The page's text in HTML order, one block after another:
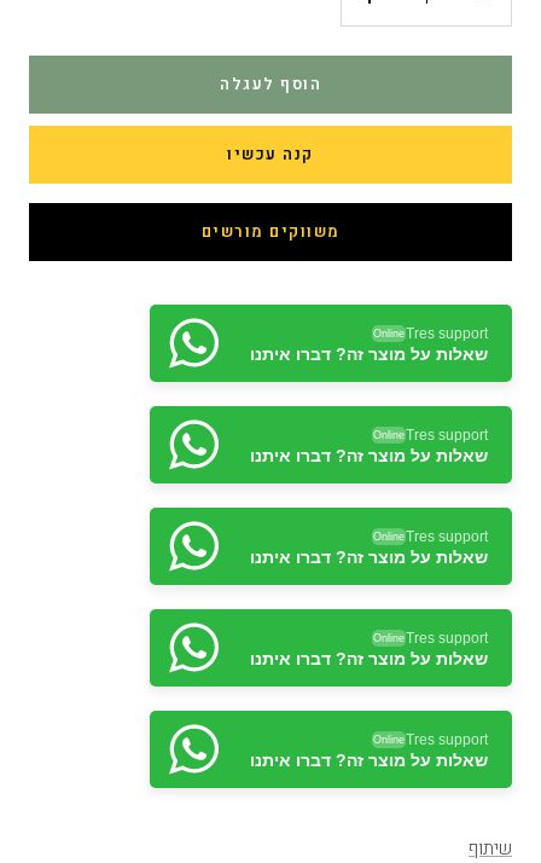
יותר
הוסף לעגלה
קנה עכשיו
משווקים מורשים
Tres support
Online
שאלות על מוצר זה? דברו איתנו
Tres support
Online
שאלות על מוצר זה? דברו איתנו
Tres support
Online
שאלות על מוצר זה? דברו איתנו
Tres support
Online
שאלות על מוצר זה? דברו איתנו
Tres support
Online
שאלות על מוצר זה? דברו איתנו
שיתוף